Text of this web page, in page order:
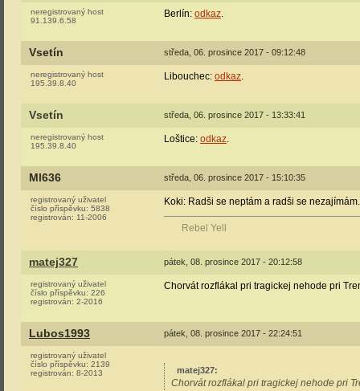
neregistrovaný host
91.139.6.58
Berlín: odkaz.
Vsetín středa, 06. prosince 2017 - 09:12:48
neregistrovaný host
195.39.8.40
Libouchec: odkaz.
Vsetín středa, 06. prosince 2017 - 13:33:41
neregistrovaný host
195.39.8.40
Loštice: odkaz.
Ml636 středa, 06. prosince 2017 - 15:10:35
registrovaný uživatel
číslo příspěvku: 5838
registrován: 11-2006
Koki: Radši se neptám a radši se nezajímám.
Rebel Yell
matej327 pátek, 08. prosince 2017 - 20:12:58
registrovaný uživatel
číslo příspěvku: 226
registrován: 2-2016
Chorvát rozflákal pri tragickej nehode pri
Lubos1993 pátek, 08. prosince 2017 - 22:24:51
registrovaný uživatel
číslo příspěvku: 2139
registrován: 8-2013 matej327:
Chorvát rozflákal pri tragickej nehode pri